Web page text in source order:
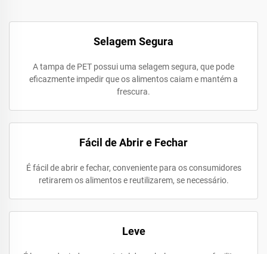
Selagem Segura
A tampa de PET possui uma selagem segura, que pode
eficazmente impedir que os alimentos caiam e mantém a
frescura.
Fácil de Abrir e Fechar
É fácil de abrir e fechar, conveniente para os consumidores
retirarem os alimentos e reutilizarem, se necessário.
Leve